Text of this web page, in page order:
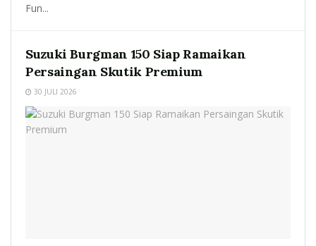
Fun...
Suzuki Burgman 150 Siap Ramaikan
Persaingan Skutik Premium
30 JULI 2026